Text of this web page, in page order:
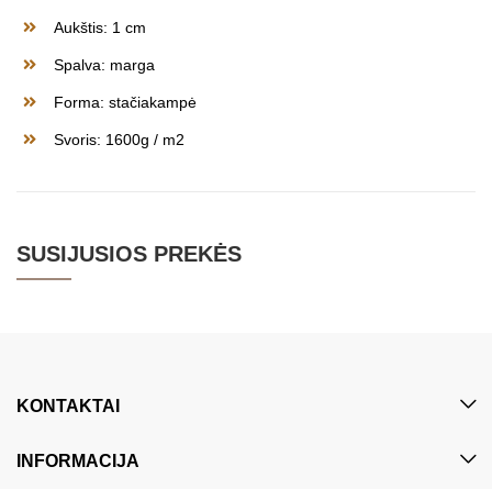
Aukštis: 1 cm
Spalva: marga
Forma: stačiakampė
Svoris: 1600g / m2
SUSIJUSIOS PREKĖS
KONTAKTAI
INFORMACIJA